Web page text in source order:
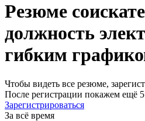
Резюме
должность
гибким
Чтобы видеть все резюме,
После регистрации покажем ещё
Зарегистрироваться
За всё время